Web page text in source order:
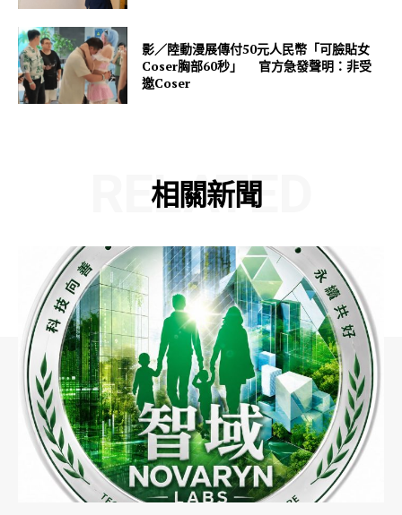
影／陸動漫展傳付50元人民幣「可臉貼女
Coser胸部60秒」 官方急發聲明：非受
邀Coser
相關新聞
RELATED